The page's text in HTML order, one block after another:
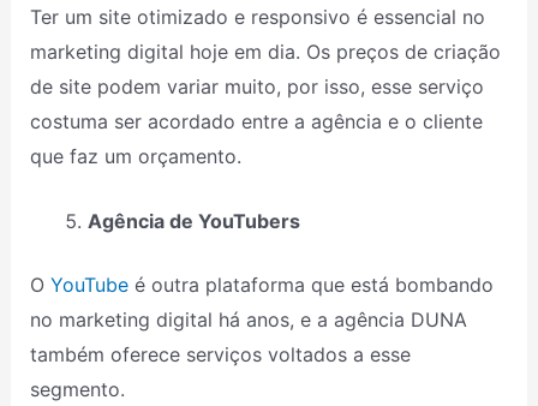
Ter um site otimizado e responsivo é essencial no
marketing digital hoje em dia. Os preços de criação
de site podem variar muito, por isso, esse serviço
costuma ser acordado entre a agência e o cliente
que faz um orçamento.
Agência de YouTubers
O YouTube é outra plataforma que está bombando
no marketing digital há anos, e a agência DUNA
também oferece serviços voltados a esse
segmento.